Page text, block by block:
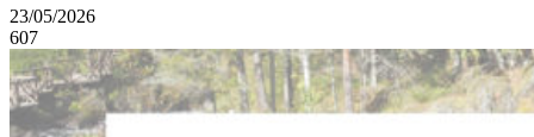
23/05/2026
607